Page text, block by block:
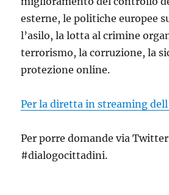
esterne, le politiche europee
l’asilo, la lotta al crimine
terrorismo, la corruzione, la
protezione online.
Per la diretta in streaming
Per porre domande via
#dialogocittadini.